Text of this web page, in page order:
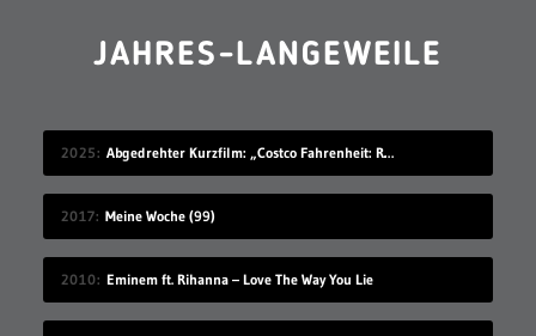
JAHRES-LANGEWEILE
2025 Abgedrehter Kurzfilm: „Costco Fahrenheit: Reborn: Meow meow’s Revenge“
2017 Meine Woche (99)
2010 Eminem ft. Rihanna – Love The Way You Lie